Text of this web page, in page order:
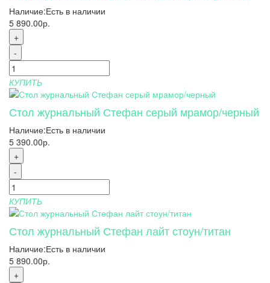
Наличие:Есть в наличии
5 890.00р.
+
-
КУПИТЬ
Стол журнальный Стефан серый мрамор/черный
Наличие:Есть в наличии
5 390.00р.
+
-
КУПИТЬ
Стол журнальный Стефан лайт стоун/титан
Наличие:Есть в наличии
5 890.00р.
+